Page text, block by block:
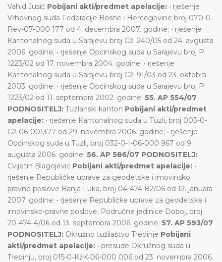
Vahid Jusić Pobijani akti/predmet apelacije: • rješenje
Vrhovnog suda Federacije Bosne i Hercegovine broj 070-0-
Rev-07-000 177 od 4. decembra 2007. godine; • rješenje
Kantonalnog suda u Sarajevu broj Gž. 240/05 od 24. avgusta
2006. godine; • rješenje Općinskog suda u Sarajevu broj P.
1223/02 od 17. novembra 2004. godine; • rješenje
Kantonalnog suda u Sarajevu broj Gž. 91/03 od 23. oktobra
2003. godine; • rješenje Općinskog suda u Sarajevu broj P.
1223/02 od 11. septembra 2002. godine. 55. AP 554/07
PODNOSITELJ: Tuzlanski kanton Pobijani akti/predmet
apelacije: • rješenje Kantonalnog suda u Tuzli, broj 003-0-
Gž-06-001377 od 29. novembra 2006. godine; • rješenje
Općinskog suda u Tuzli, broj 032-0-I-06-000 967 od 9.
augusta 2006. godine. 56. AP 586/07 PODNOSITELJ:
Cvijetin Blagojević Pobijani akti/predmet apelacije: •
rješenje Republičke uprave za geodetske i imovinsko
pravne poslove Banja Luka, broj 04-474-82/06 od 12. januara
2007. godine; • rješenje Republičke uprave za geodetske i
imovinsko-pravne poslove, Područne jedinice Doboj, broj
20-474-4/06 od 13. septembra 2006. godine. 57. AP 593/07
PODNOSITELJ: Okružno tužilaštvo Trebinje Pobijani
akti/predmet apelacije: • presude Okružnog suda u
Trebinju, broj 015-0-KžK-06-000 006 od 23. novembra 2006.